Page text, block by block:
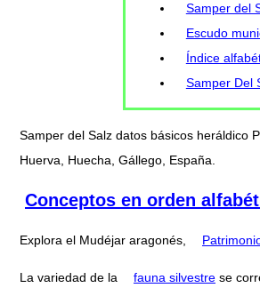
Samper del
Escudo
Índice
Samper Del
Samper del Salz datos básicos heráldico
Huerva, Huecha, Gállego, España.
Conceptos en orden
Explora el Mudéjar aragonés,
La variedad de la fauna silvestre se